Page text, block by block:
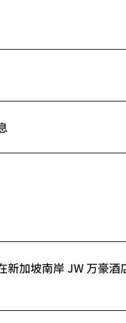
新加坡南岸 JW 万豪酒